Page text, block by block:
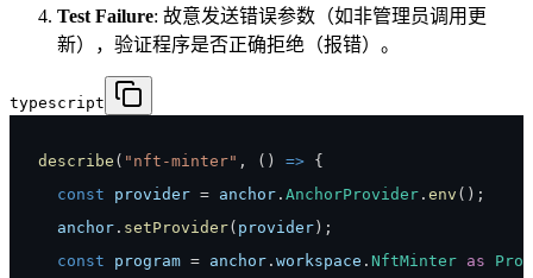
Test Failure: 故意发送错误参数（如非管理员调用更
新），验证程序是否正确拒绝（报错）。
typescript
describe ( "nft-minter" , ( ) => {
const provider = anchor . AnchorProvider . env ( ) ;
  anchor
. setProvider( provider ) ;
const program = anchor . workspace . NftMinter as